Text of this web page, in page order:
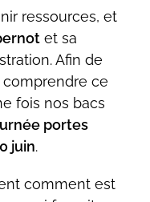
ressources, et
et sa
Afin de
ce
fois nos bacs
portes
juin.
comment est